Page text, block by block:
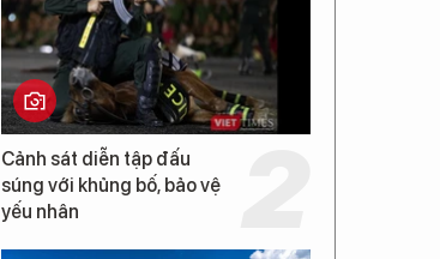
Cảnh sát diễn tập đấu
súng với khủng bố, bảo vệ
yếu nhân